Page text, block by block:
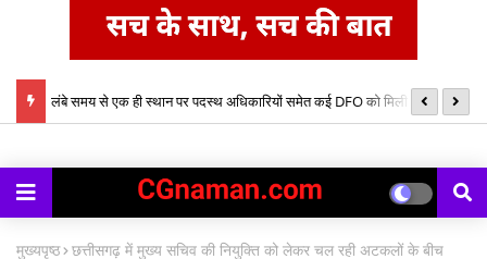
बेटे ने की बाप की हत्या, आरोपी बेटा गिरफ्तार, भेजा जेल, मामला थाना तपकरा अन्तर्गत
मुख्यपृष्ठ छत्तीसगढ़ में मुख्य सचिव की नियुक्ति को लेकर चल रही अटकलों के बीच